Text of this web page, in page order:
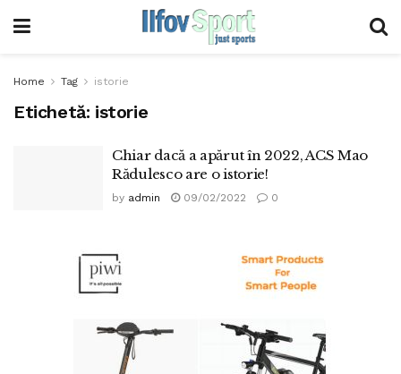
Home Tag istorie
Etichetă: istorie
Chiar dacă a apărut în 2022, ACS Mao
Rădulesco are o istorie!
by admin 09/02/2022 0